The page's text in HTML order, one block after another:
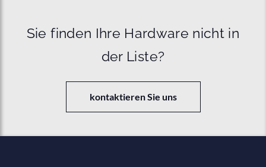
Sie finden Ihre Hardware nicht in
der Liste?
kontaktieren Sie uns